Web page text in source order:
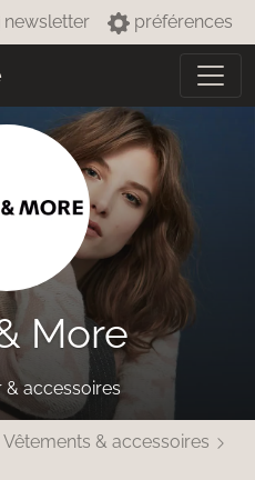
newsletter préférences
More
accessoires
Vêtements & accessoires